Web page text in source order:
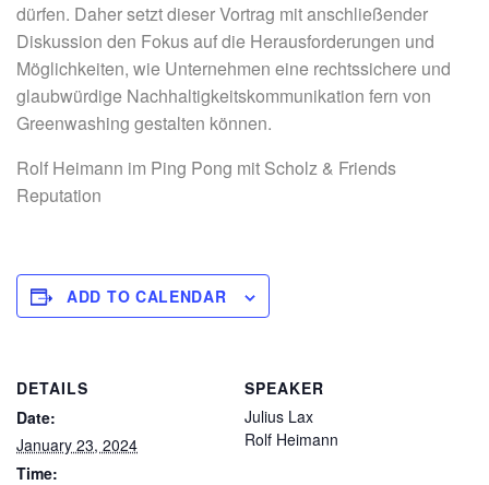
dürfen. Daher setzt dieser Vortrag mit anschließender
Diskussion den Fokus auf die Herausforderungen und
Möglichkeiten, wie Unternehmen eine rechtssichere und
glaubwürdige Nachhaltigkeitskommunikation fern von
Greenwashing gestalten können.
Rolf Heimann im Ping Pong mit Scholz & Friends
Reputation
ADD TO CALENDAR
DETAILS
Date:
January 23, 2024
Time:
SPEAKER
Julius Lax
Rolf Heimann